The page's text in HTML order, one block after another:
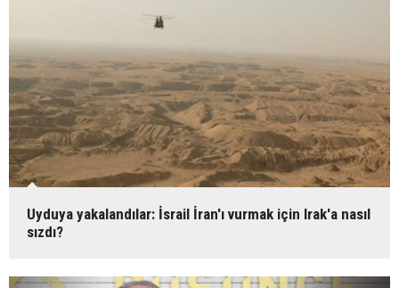
Uyduya yakalandılar: İsrail İran'ı vurmak için Irak'a nasıl
sızdı?